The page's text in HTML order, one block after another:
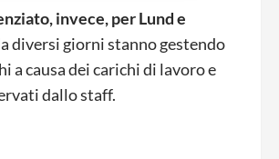
invece, per Lund e
diversi giorni stanno gestendo
a causa dei carichi di lavoro e
dallo staff.